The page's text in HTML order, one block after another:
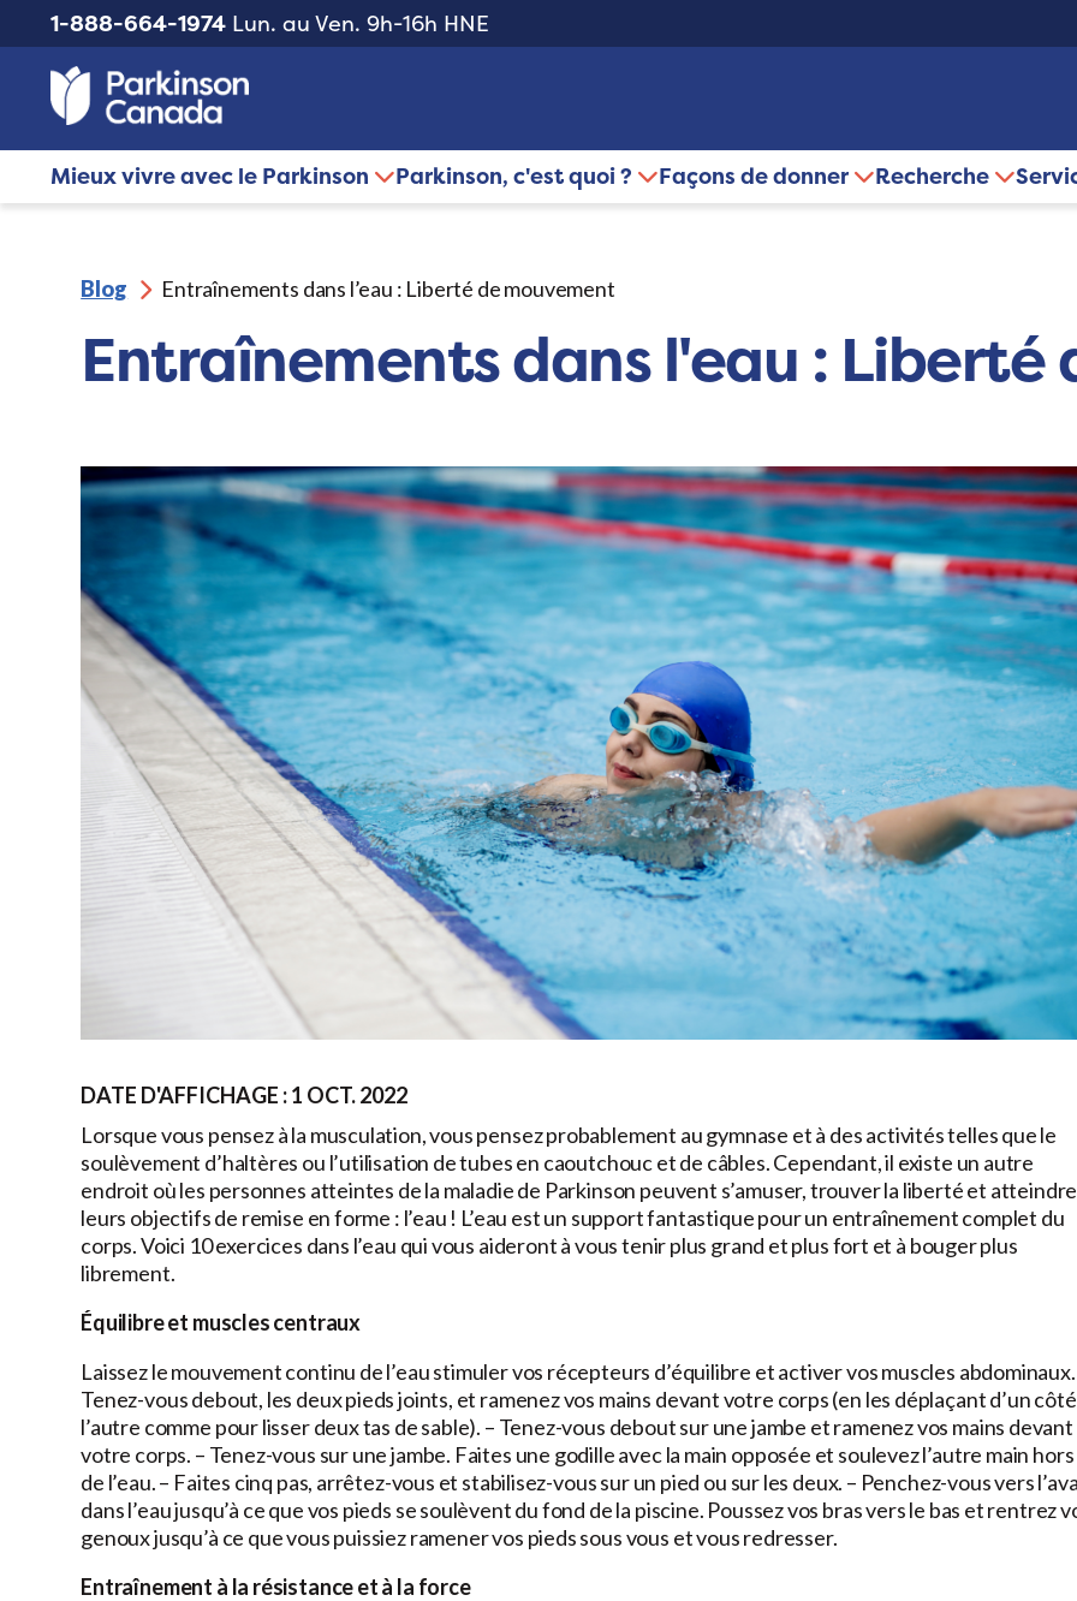
1-888-664-1974 Lun. au Ven. 9h-16h HNE
Mieux vivre avec le Parkinson Parkinson, c'est quoi ? Façons de donner Recherche
Blog Entraînements dans l’eau : Liberté de mouvement
Entraînements dans l'eau : Liberté
DATE D'AFFICHAGE : 1 OCT. 2022
Lorsque vous pensez à la musculation, vous pensez probablement au gymnase et à des activités telles que le
soulèvement d’haltères ou l’utilisation de tubes en caoutchouc et de câbles. Cependant, il existe un autre
endroit où les personnes atteintes de la maladie de Parkinson peuvent s’amuser, trouver la liberté et atteindre
leurs objectifs de remise en forme : l’eau ! L’eau est un support fantastique pour un entraînement complet du
corps. Voici 10 exercices dans l’eau qui vous aideront à vous tenir plus grand et plus fort et à bouger plus
librement.
Équilibre et muscles centraux
Laissez le mouvement continu de l’eau stimuler vos récepteurs d’équilibre et activer vos muscles
Tenez-vous debout, les deux pieds joints, et ramenez vos mains devant votre corps (en les déplaçant d’un
l’autre comme pour lisser deux tas de sable). – Tenez-vous debout sur une jambe et ramenez vos mains devant
votre corps. – Tenez-vous sur une jambe. Faites une godille avec la main opposée et soulevez l’autre main hors
de l’eau. – Faites cinq pas, arrêtez-vous et stabilisez-vous sur un pied ou sur les deux. – Penchez-vous vers
dans l’eau jusqu’à ce que vos pieds se soulèvent du fond de la piscine. Poussez vos bras vers le bas et rentrez
genoux jusqu’à ce que vous puissiez ramener vos pieds sous vous et vous redresser.
Entraînement à la résistance et à la force